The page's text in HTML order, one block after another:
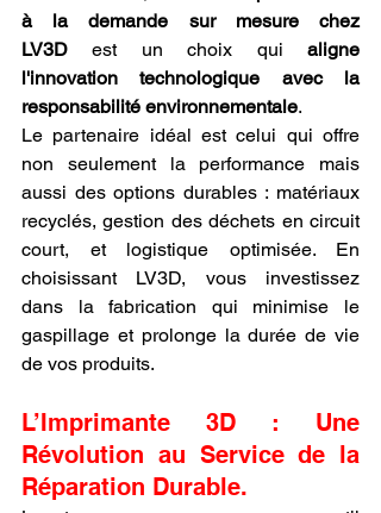
à la demande sur mesure chez
LV3D est un choix qui aligne
l'innovation technologique avec la
responsabilité environnementale.
Le partenaire idéal est celui qui offre
non seulement la performance mais
aussi des options durables : matériaux
recyclés, gestion des déchets en circuit
court, et logistique optimisée. En
choisissant LV3D, vous investissez
dans la fabrication qui minimise le
gaspillage et prolonge la durée de vie
de vos produits.
L’Imprimante 3D : Une
Révolution au Service de la
Réparation Durable.